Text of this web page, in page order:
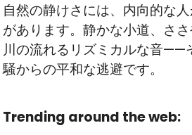
自然の静けさには、内向的な
があります。静かな小道、さ
川の流れるリズミカルな音——
騒からの平和な逃避です。
Trending around the web: